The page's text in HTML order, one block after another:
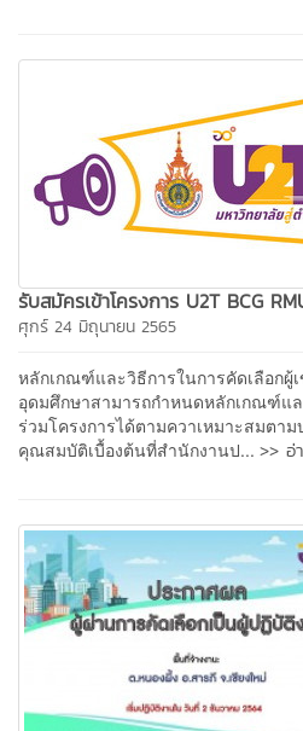
รับสมัครเข้าโครงการ U2T BCG
ศุกร์ 24 มิถุนายน 2565
หลักเกณฑ์และวิธีการในการคัดเลือ
อุดมศึกษาสามารถกำหนดหลักเกณฑ์แล
ร่วมโครงการได้ตามควาเหมาะสมตา
คุณสมบัติเบื้องต้นที่สำนักงานป... >> อ่